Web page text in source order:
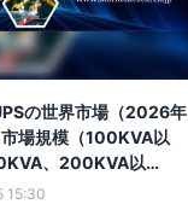
の世界市場（2026年
場規模（100KVA以
、200KVA以
トを発表
15:30